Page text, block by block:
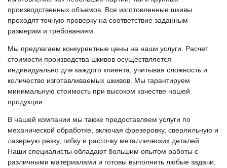
производственных объемов. Все изготовленные шкивы
проходят точную проверку на соответствие заданным
размерам и требованиям.
Мы предлагаем конкурентные цены на наши услуги. Расчет
стоимости производства шкивов осуществляется
индивидуально для каждого клиента, учитывая сложность и
количество изготавливаемых шкивов. Мы гарантируем
минимальную стоимость при высоком качестве нашей
продукции.
В нашей компании мы также предоставляем услуги по
механической обработке, включая фрезеровку, сверлильную и
лазерную резку, гибку и расточку металлических деталей.
Наши специалисты обладают большим опытом работы с
различными материалами и готовы выполнить любые задачи,